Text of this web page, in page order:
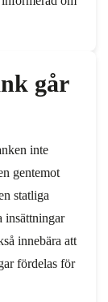
går
inte
gentemot
statliga
insättningar
innebära att
fördelas för